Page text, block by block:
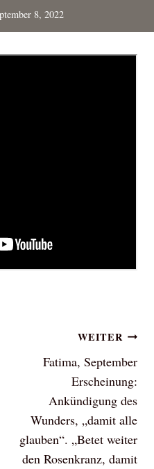
8, 2022
WEITER
Fatima, September
Erscheinung:
Ankündigung des
Wunders, „damit alle
glauben“. „Betet weiter
den Rosenkranz, damit